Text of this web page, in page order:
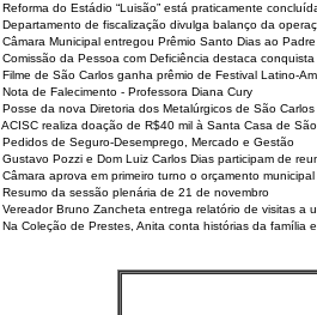
Reforma do Estádio “Luisão” está praticamente
Departamento de fiscalização divulga balanço da
Câmara Municipal entregou Prêmio Santo Dias ao
Comissão da Pessoa com Deficiência destaca
Filme de São Carlos ganha prêmio de Festival Latino-
Nota de Falecimento - Professora Diana Cury
Posse da nova Diretoria dos Metalúrgicos de São
ACISC realiza doação de R$40 mil à Santa Casa de
Pedidos de Seguro-Desemprego, Mercado e Gestão
Gustavo Pozzi e Dom Luiz Carlos Dias participam de
Câmara aprova em primeiro turno o orçamento
Resumo da sessão plenária de 21 de novembro
Vereador Bruno Zancheta entrega relatório de visitas a
Na Coleção de Prestes, Anita conta histórias da família